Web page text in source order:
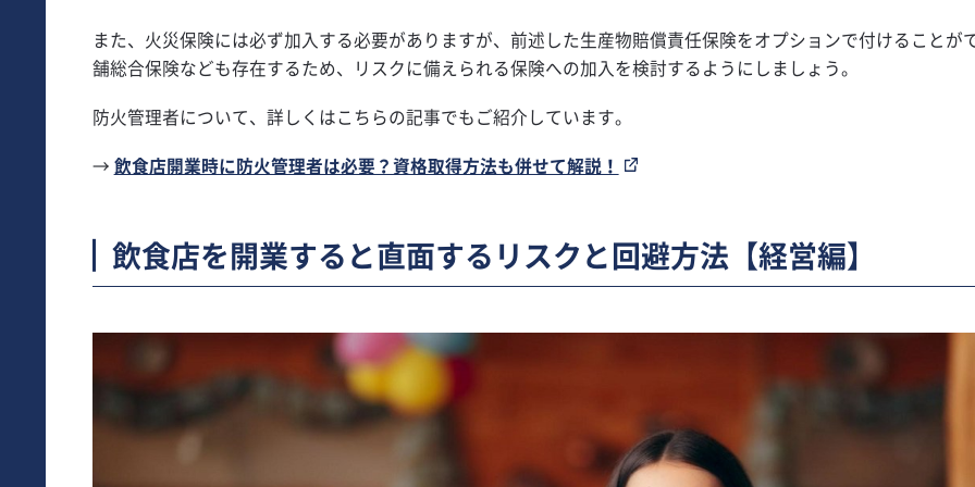
また、火災保険には必ず加入する必要がありますが、前述した生産物賠償責任保険をオプションで付けることが
舗総合保険なども存在するため、リスクに備えられる保険への加入を検討するようにしましょう。
防火管理者について、詳しくはこちらの記事でもご紹介しています。
→ 飲食店開業時に防火管理者は必要？資格取得方法も併せて解説！
飲食店を開業すると直面するリスクと回避方法【経営編】